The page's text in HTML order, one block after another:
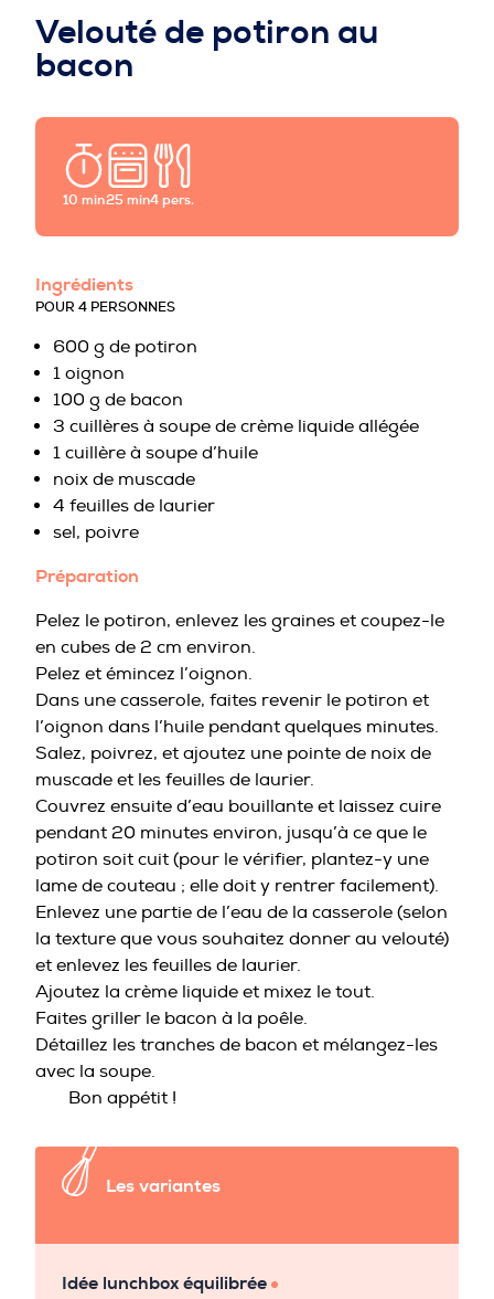
Velouté de potiron au
bacon
10 min25 min4 pers.
Ingrédients
POUR 4 PERSONNES
600 g de potiron
1 oignon
100 g de bacon
3 cuillères à soupe de crème liquide allégée
1 cuillère à soupe d’huile
noix de muscade
4 feuilles de laurier
sel, poivre
Préparation
Pelez le potiron, enlevez les graines et coupez-le
en cubes de 2 cm environ.
Pelez et émincez l’oignon.
Dans une casserole, faites revenir le potiron et
l’oignon dans l’huile pendant quelques minutes.
Salez, poivrez, et ajoutez une pointe de noix de
muscade et les feuilles de laurier.
Couvrez ensuite d’eau bouillante et laissez cuire
pendant 20 minutes environ, jusqu’à ce que le
potiron soit cuit (pour le vérifier, plantez-y une
lame de couteau ; elle doit y rentrer facilement).
Enlevez une partie de l’eau de la casserole (selon
la texture que vous souhaitez donner au velouté)
et enlevez les feuilles de laurier.
Ajoutez la crème liquide et mixez le tout.
Faites griller le bacon à la poêle.
Détaillez les tranches de bacon et mélangez-les
avec la soupe.
Bon appétit !
Les variantes
Idée lunchbox équilibrée